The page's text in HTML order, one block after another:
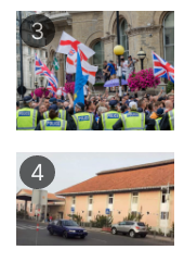
3
4